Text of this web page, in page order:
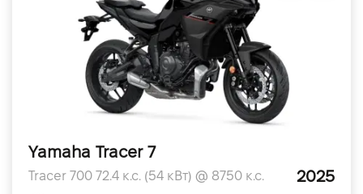
Yamaha Tracer 7
Tracer 700 72.4 к.с. (54 кВт) @ 8750 к.с. 2025